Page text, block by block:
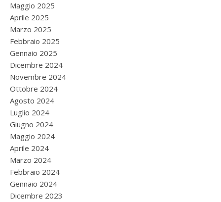
Maggio 2025
Aprile 2025
Marzo 2025
Febbraio 2025
Gennaio 2025
Dicembre 2024
Novembre 2024
Ottobre 2024
Agosto 2024
Luglio 2024
Giugno 2024
Maggio 2024
Aprile 2024
Marzo 2024
Febbraio 2024
Gennaio 2024
Dicembre 2023